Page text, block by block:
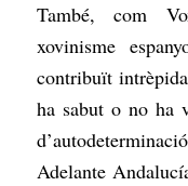
També, com
xovinisme
contribuït
ha sabut o no ha
Adelante